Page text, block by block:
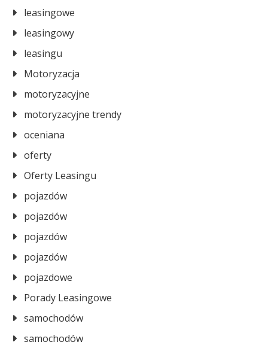
leasingowe
leasingowy
leasingu
Motoryzacja
motoryzacyjne
motoryzacyjne trendy
oceniana
oferty
Oferty Leasingu
pojazdów
pojazdów
pojazdów
pojazdów
pojazdowe
Porady Leasingowe
samochodów
samochodów